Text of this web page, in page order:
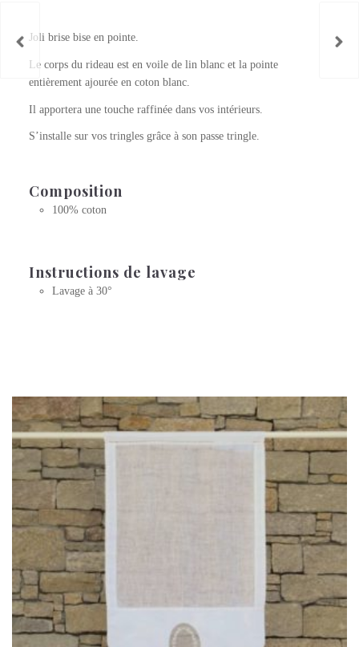
Joli brise bise en pointe.
Le corps du rideau est en voile de lin blanc et la pointe
entièrement ajourée en coton blanc.
Il apportera une touche raffinée dans vos intérieurs.
S’installe sur vos tringles grâce à son passe tringle.
Composition
100% coton
Instructions de lavage
Lavage à 30°